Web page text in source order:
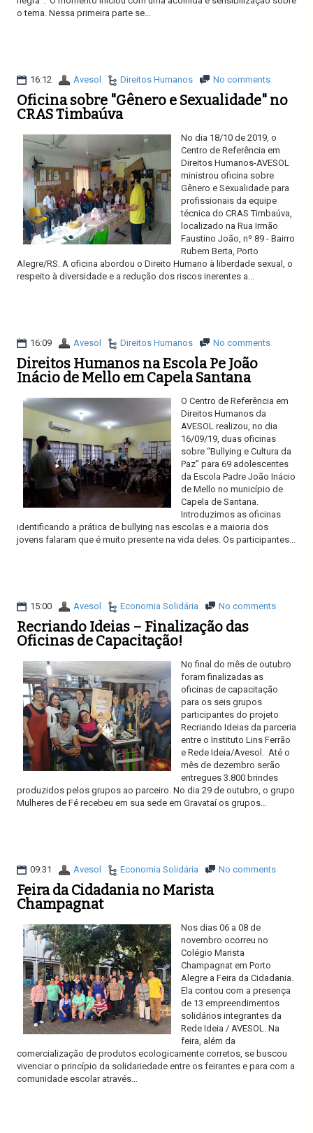
o tema. Nessa primeira parte se...
16:12 Avesol Direitos Humanos No comments
Oficina sobre "Gênero e Sexualidade" no
CRAS Timbaúva
No dia 18/10 de 2019, o
Centro de Referência em
Direitos Humanos-AVESOL
ministrou oficina sobre
Gênero e Sexualidade para
profissionais da equipe
técnica do CRAS Timbaúva,
localizado na Rua Irmão
Faustino João, nº 89 - Bairro
Rubem Berta, Porto
Alegre/RS. A oficina abordou o Direito Humano à liberdade sexual, o
respeito à diversidade e a redução dos riscos inerentes a...
16:09 Avesol Direitos Humanos No comments
Direitos Humanos na Escola Pe João
Inácio de Mello em Capela Santana
O Centro de Referência em
Direitos Humanos da
AVESOL realizou, no dia
16/09/19, duas oficinas
sobre “Bullying e Cultura da
Paz” para 69 adolescentes
da Escola Padre João Inácio
de Mello no município de
Capela de Santana.
Introduzimos as oficinas
identificando a prática de bullying nas escolas e a maioria dos
jovens falaram que é muito presente na vida deles. Os participantes...
15:00 Avesol Economia Solidária No comments
Recriando Ideias – Finalização das
Oficinas de Capacitação!
No final do mês de outubro
foram finalizadas as
oficinas de capacitação
para os seis grupos
participantes do projeto
Recriando Ideias da parceria
entre o Instituto Lins Ferrão
e Rede Ideia/Avesol. Até o
mês de dezembro serão
entregues 3.800 brindes
produzidos pelos grupos ao parceiro. No dia 29 de outubro, o grupo
Mulheres de Fé recebeu em sua sede em Gravataí os grupos...
09:31 Avesol Economia Solidária No comments
Feira da Cidadania no Marista
Champagnat
Nos dias 06 a 08 de
novembro ocorreu no
Colégio Marista
Champagnat em Porto
Alegre a Feira da Cidadania.
Ela contou com a presença
de 13 empreendimentos
solidários integrantes da
Rede Ideia / AVESOL. Na
feira, além da
comercialização de produtos ecologicamente corretos, se buscou
vivenciar o princípio da solidariedade entre os feirantes e para com a
comunidade escolar através...